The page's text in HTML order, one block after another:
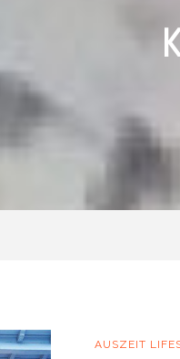
AUSZEIT